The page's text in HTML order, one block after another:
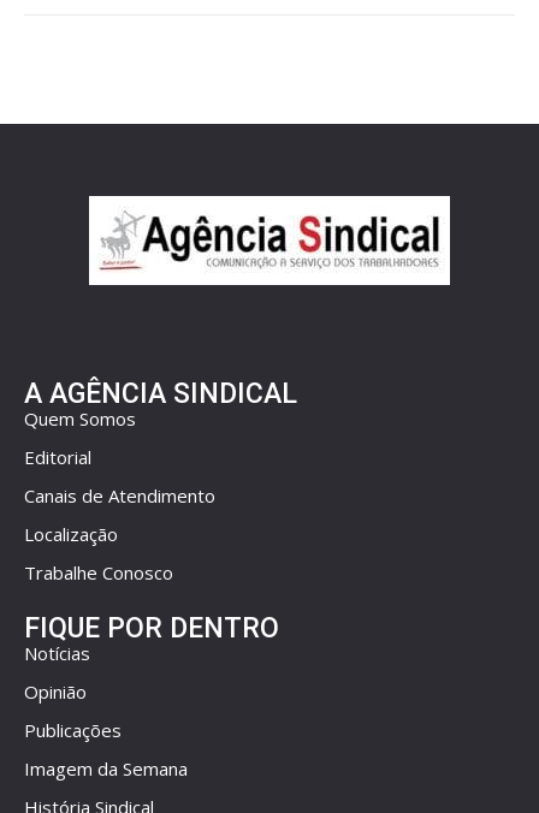
A AGÊNCIA SINDICAL
Quem Somos
Editorial
Canais de Atendimento
Localização
Trabalhe Conosco
FIQUE POR DENTRO
Notícias
Opinião
Publicações
Imagem da Semana
História Sindical